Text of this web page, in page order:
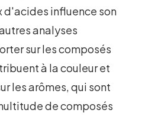
d'acides influence son
analyses
sur les composés
à la couleur et
les arômes, qui sont
de composés